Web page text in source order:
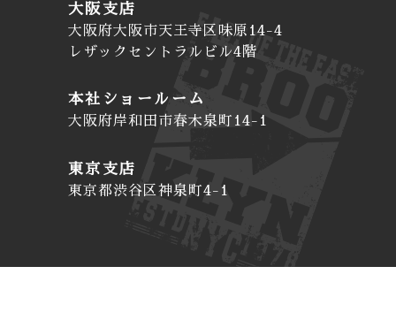
大阪支店
大阪府大阪市天王寺区味原14-4
レザックセントラルビル4階
本社ショールーム
大阪府岸和田市春木泉町14-1
東京支店
東京都渋谷区神泉町4-1